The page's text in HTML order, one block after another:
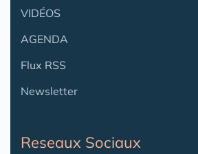
VIDÉOS
AGENDA
Flux RSS
Newsletter
Reseaux Sociaux